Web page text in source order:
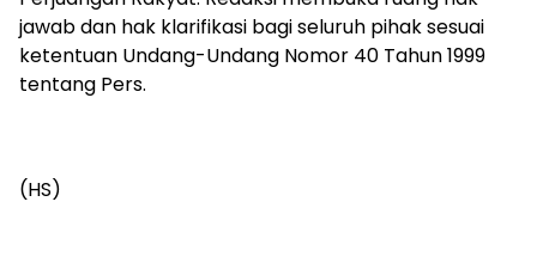
jawab dan hak klarifikasi bagi seluruh pihak sesuai
ketentuan Undang-Undang Nomor 40 Tahun 1999
tentang Pers.
(HS)